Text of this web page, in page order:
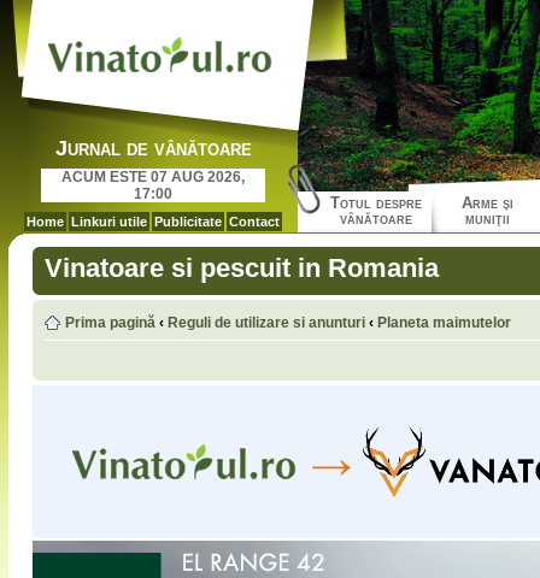
Jurnal de vânătoare
ACUM ESTE 07 AUG 2026,
17:00
Home Linkuri utile Publicitate Contact
Totul despre
vânătoare
Arme şi
muniţii
Vinatoare si pescuit in Romania
Prima pagină ‹ Reguli de utilizare si anunturi ‹ Planeta maimutelor